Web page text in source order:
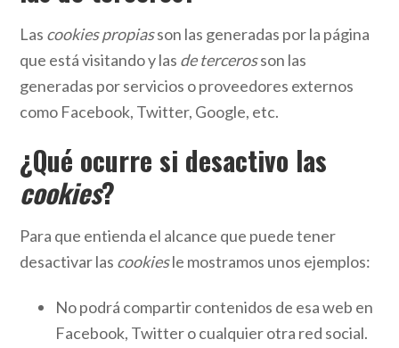
Las cookies propiasson las generadas por la página
que está visitando y las de tercerosson las
generadas por servicios o proveedores externos
como Facebook, Twitter, Google, etc.
¿Qué ocurre si desactivo las
cookies?
Para que entienda el alcance que puede tener
desactivar las cookiesle mostramos unos ejemplos:
No podrá compartir contenidos de esa web en
Facebook, Twitter o cualquier otra red social.